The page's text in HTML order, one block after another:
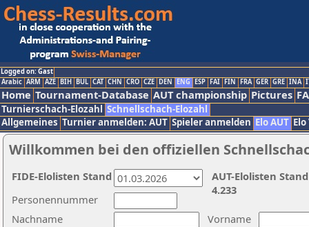
Logged on: Gast
Arabic ARM AZE BIH BUL CAT CHN CRO CZE DEN ENG ESP FAI FIN FRA GER GRE INA
Home Tournament-Database AUT championship Pictures
Turnierschach-Elozahl Schnellschach-Elozahl
Allgemeines Turnier anmelden: AUT Spieler anmelden Elo AUT
Willkommen bei den offiziellen
Nachname
Vorname
Personennummer
AUT-Elolisten
4.233
FIDE-Elolisten Stand